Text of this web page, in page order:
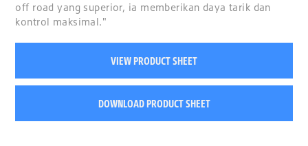
off road yang superior, ia memberikan daya tarik dan
kontrol maksimal."
VIEW PRODUCT SHEET
DOWNLOAD PRODUCT SHEET